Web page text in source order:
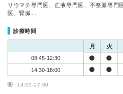
リウマチ専門医、血液専門医、不整脈専門
医、腎臓…
診療時間
月 火
08:45-12:30
14:30-18:00
14:00-17:00